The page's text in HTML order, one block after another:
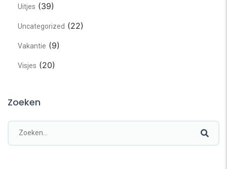
Uitjes (39)
Uncategorized (22)
Vakantie (9)
Visjes (20)
Zoeken